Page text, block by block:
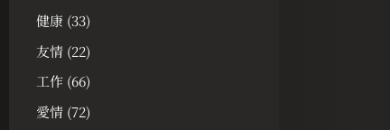
健康(33)
友情(22)
工作(66)
愛情(72)